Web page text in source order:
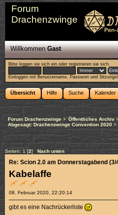
Forum
Drachenzwinge
WillkommenGast
Bitte loggen sie sich ein oderregistrieren sie sich.
Einloggen mit Benutzername, Passwort und
Übersicht Hilfe Suche Kalender
Forum Drachenzwinge > Öffentliches Archiv
Abgesagt: Drachenzwinge Convention 2020 >
Seiten: 1 [2] Nach unten
Kabelaffe
08. Februar 2020, 22:20:14
Re: Scion 2.0 am Donnerstagabend (3/
gibt es eine Nachrückerliste